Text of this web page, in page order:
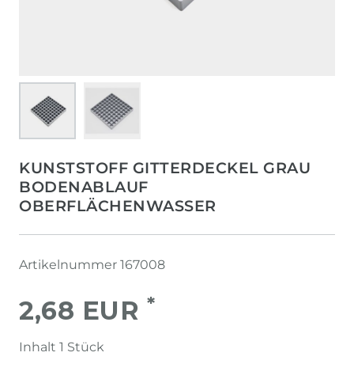
KUNSTSTOFF GITTERDECKEL GRAU
BODENABLAUF
OBERFLÄCHENWASSER
Artikelnummer 167008
2,68 EUR *
Inhalt 1 Stück